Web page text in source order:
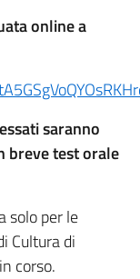
online a
saranno
breve test orale
solo per le
Cultura di
corso.